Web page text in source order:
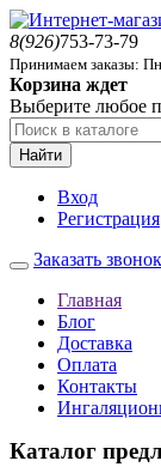
8(926)753-73-79
Принимаем заказы:
Корзина ждет
Выберите любое
Найти
Вход
Регистрация
Заказать звонок
Главная
Блог
Доставка
Оплата
Контакты
Каталог